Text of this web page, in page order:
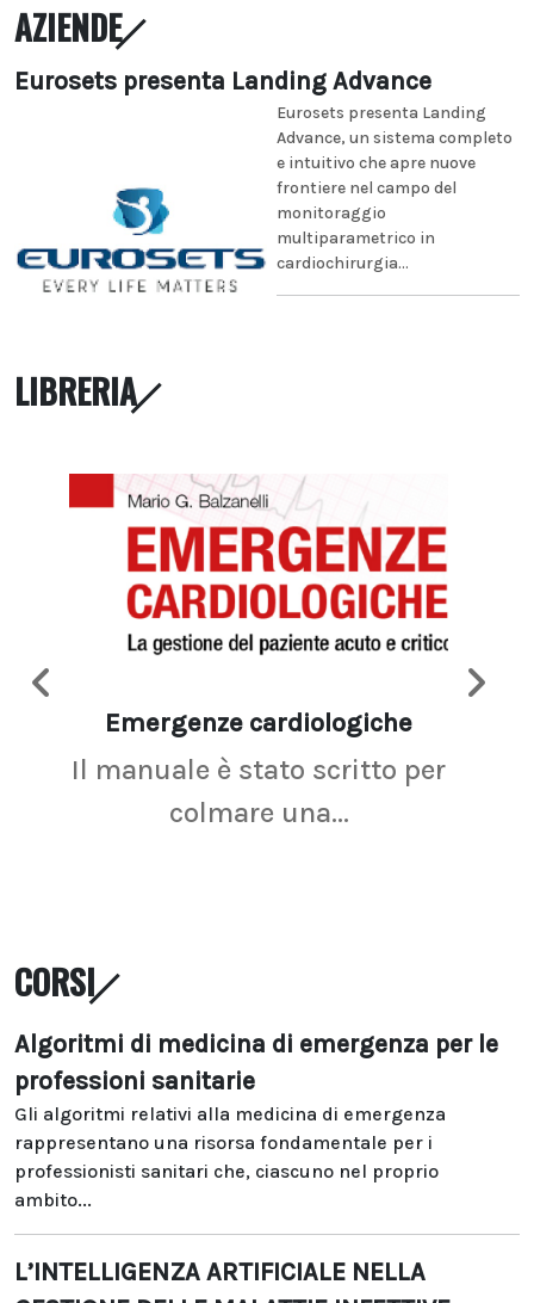
AZIENDE
Eurosets presenta Landing Advance
Eurosets presenta Landing
Advance, un sistema completo
e intuitivo che apre nuove
frontiere nel campo del
monitoraggio
multiparametrico in
cardiochirurgia...
LIBRERIA
Emergenze cardiologiche
Il manuale è stato scritto per
colmare una...
CORSI
Algoritmi di medicina di emergenza per le
professioni sanitarie
Gli algoritmi relativi alla medicina di emergenza
rappresentano una risorsa fondamentale per i
professionisti sanitari che, ciascuno nel proprio
ambito...
L’INTELLIGENZA ARTIFICIALE NELLA